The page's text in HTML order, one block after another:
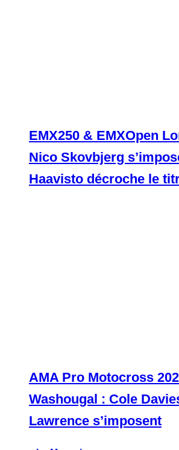
EMX250 & EMXOpen
Nico Skovbjerg
Haavisto décroche le
AMA Pro Motocross
Washougal : Cole
Lawrence s’imposent